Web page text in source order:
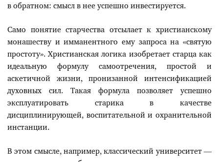
в обратном: смысл в нее успешно инвестируется.
Само понятие старчества отсылает к христианскому
монашеству и имманентного ему запроса на «святую
простоту». Христианская логика изобретает старца как
идеальную формулу самоотречения, простой и
аскетичной жизни, пронизанной интенсификацией
духовных сил. Такая формула позволяет успешно
эксплуатировать старика в качестве
дисциплинирующей, воспитательной и охранительной
инстанции.
В этом смысле, например, классический университет —